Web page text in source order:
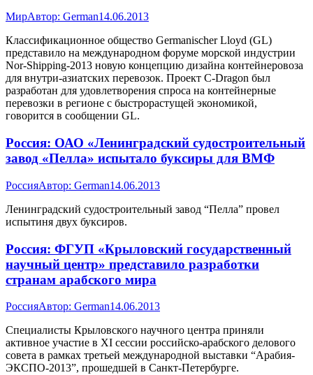
МирАвтор: German14.06.2013
Классификационное общество Germanischer Lloyd (GL)
представило на международном форуме морской индустрии
Nor-Shipping-2013 новую концепцию дизайна контейнеровоза
для внутри-азиатских перевозок. Проект C-Dragon был
разработан для удовлетворения спроса на контейнерные
перевозки в регионе с быстрорастущей экономикой,
говорится в сообщении GL.
Россия: ОАО «Ленинградский судостроительный
завод «Пелла» испытало буксиры для ВМФ
РоссияАвтор: German14.06.2013
Ленинградский судостроительный завод “Пелла” провел
испытиня двух буксиров.
Россия: ФГУП «Крыловский государственный
научный центр» представило разработки
странам арабского мира
РоссияАвтор: German14.06.2013
Специалисты Крыловского научного центра приняли
активное участие в XI сессии российско-арабского делового
совета в рамках третьей международной выставки “Арабия-
ЭКСПО-2013”, прошедшей в Санкт-Петербурге.